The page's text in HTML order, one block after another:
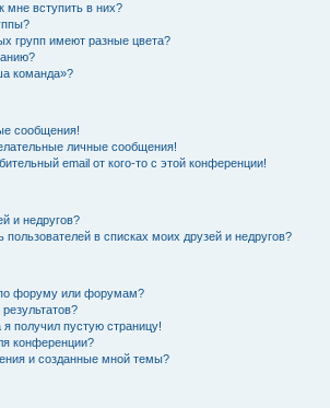
мне вступить в них?
групп имеют разные цвета?
команда»?
сообщения!
личные сообщения!
email от кого-то с этой конференции!
и недругов?
пользователей в списках моих друзей и недругов?
форуму или форумам?
я получил пустую страницу!
конференции?
и созданные мной темы?